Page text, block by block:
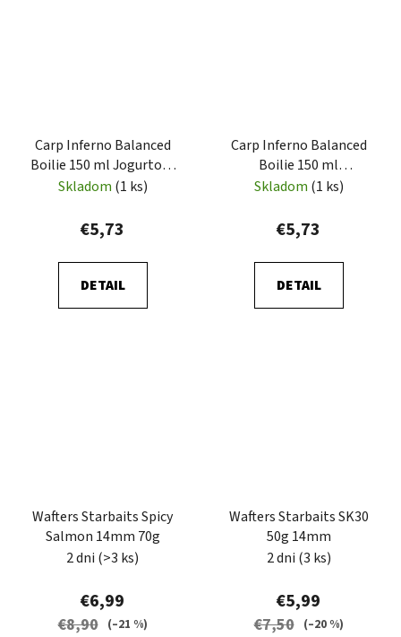
Carp Inferno Balanced
Boilie 150 ml Jogurtová
Jahoda
Skladom (1 ks)
€5,73
DETAIL
Carp Inferno Balanced
Boilie 150 ml
Banán/Oliheň
Skladom (1 ks)
€5,73
DETAIL
Wafters Starbaits Spicy
Salmon 14mm 70g
2 dni (>3 ks)
€6,99
€8,90 (–21 %)
Wafters Starbaits SK30
50g 14mm
2 dni (3 ks)
€5,99
€7,50 (–20 %)